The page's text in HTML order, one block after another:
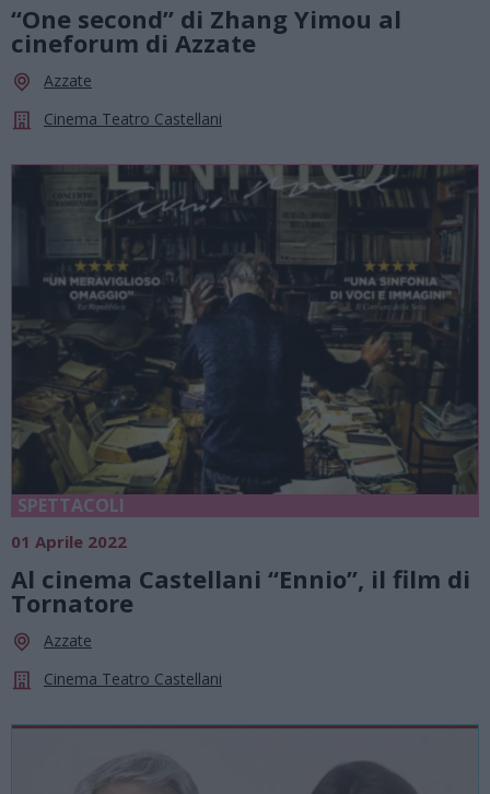
“One second” di Zhang Yimou al
cineforum di Azzate
Azzate
Cinema Teatro Castellani
SPETTACOLI
01 Aprile 2022
Al cinema Castellani “Ennio”, il film di
Tornatore
Azzate
Cinema Teatro Castellani